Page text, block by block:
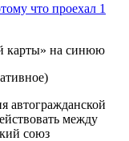
что проехал 1
автогражданской
между
союз